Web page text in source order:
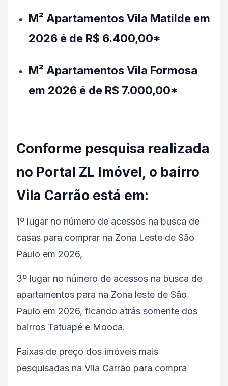
M² Apartamentos Vila Matilde em
2026 é de R$ 6.400,00*
M² Apartamentos Vila Formosa
em 2026 é de R$ 7.000,00*
Conforme pesquisa realizada
no Portal ZL Imóvel, o bairro
Vila Carrão está em:
1º lugar no número de acessos na busca de
casas para comprar na Zona Leste de São
Paulo em 2026,
3º lugar no número de acessos na busca de
apartamentos para na Zona leste de São
Paulo em 2026, ficando atrás somente dos
bairros Tatuapé e Mooca.
Faixas de preço dos imóveis mais
pesquisadas na Vila Carrão para compra